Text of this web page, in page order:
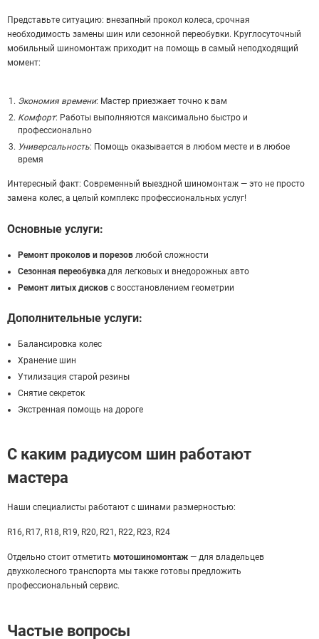
Представьте ситуацию: внезапный прокол колеса, срочная
необходимость замены шин или сезонной переобувки. Круглосуточный
мобильный шиномонтаж приходит на помощь в самый неподходящий
момент:
Экономия времени: Мастер приезжает точно к вам
Комфорт: Работы выполняются максимально быстро и
профессионально
Универсальность: Помощь оказывается в любом месте и в любое
время
Интересный факт: Современный выездной шиномонтаж — это не просто
замена колес, а целый комплекс профессиональных услуг!
Основные услуги:
Ремонт проколов и порезов любой сложности
Сезонная переобувка для легковых и внедорожных авто
Ремонт литых дисков с восстановлением геометрии
Дополнительные услуги:
Балансировка колес
Хранение шин
Утилизация старой резины
Снятие секреток
Экстренная помощь на дороге
С каким радиусом шин работают
мастера
Наши специалисты работают с шинами размерностью:
R16, R17, R18, R19, R20, R21, R22, R23, R24
Отдельно стоит отметить мотошиномонтаж — для владельцев
двухколесного транспорта мы также готовы предложить
профессиональный сервис.
Частые вопросы